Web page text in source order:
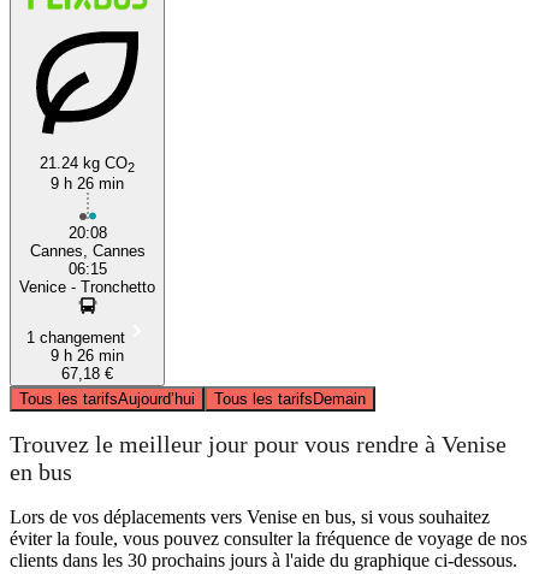
21.24 kg CO2
9 h 26 min
20:08
Cannes, Cannes
06:15
Venice - Tronchetto
1 changement
9 h 26 min
67,18 €
Tous les tarifsAujourd’hui Tous les tarifsDemain
Trouvez le meilleur jour pour vous rendre à Venise
en bus
Lors de vos déplacements vers Venise en bus, si vous souhaitez
éviter la foule, vous pouvez consulter la fréquence de voyage de nos
clients dans les 30 prochains jours à l'aide du graphique ci-dessous.